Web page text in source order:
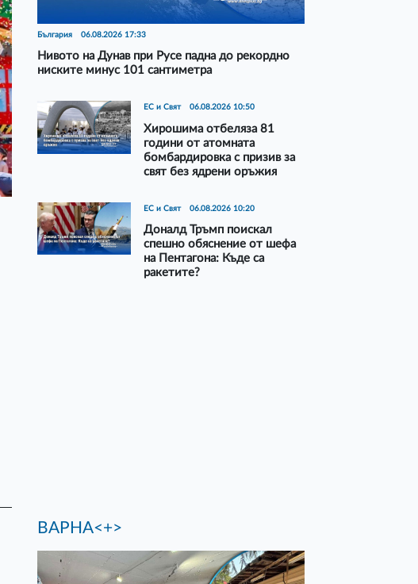
България 06.08.2026 17:33
Нивото на Дунав при Русе падна до рекордно
ниските минус 101 сантиметра
ЕС и Свят 06.08.2026 10:50
Хирошима отбеляза 81
години от атомната
бомбардировка с призив за
свят без ядрени оръжия
ЕС и Свят 06.08.2026 10:20
Доналд Тръмп поискал
спешно обяснение от шефа
на Пентагона: Къде са
ракетите?
ВАРНА<+>